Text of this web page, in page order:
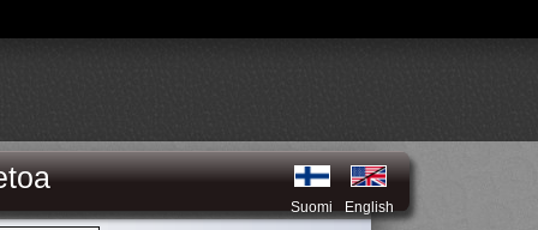
Suomi English